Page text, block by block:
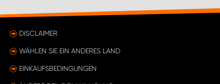
DISCLAIMER
WÄHLEN SIE EIN ANDERES LAND
EINKAUFSBEDINGUNGEN